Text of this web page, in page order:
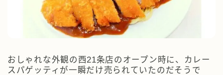
おしゃれな外観の西21条店のオープン時に、カレー
スパゲッティが一瞬だけ売られていたのだそうで